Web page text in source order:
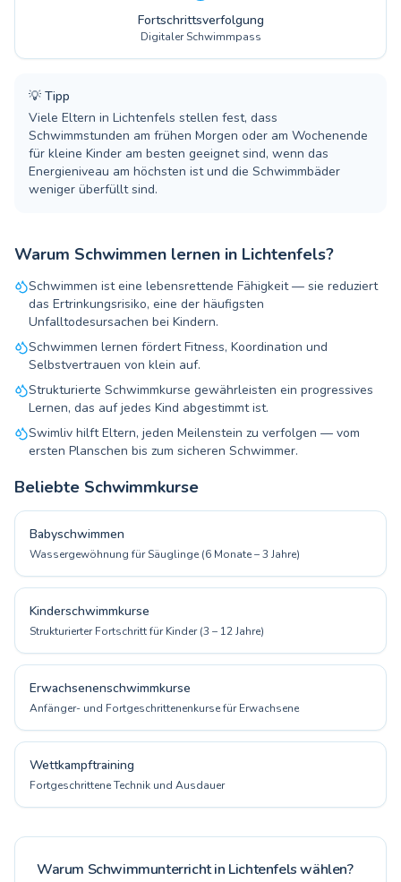
Fortschrittsverfolgung
Digitaler Schwimmpass
💡 Tipp
Viele Eltern in Lichtenfels stellen fest, dass
Schwimmstunden am frühen Morgen oder am Wochenende
für kleine Kinder am besten geeignet sind, wenn das
Energieniveau am höchsten ist und die Schwimmbäder
weniger überfüllt sind.
Warum Schwimmen lernen in Lichtenfels?
Schwimmen ist eine lebensrettende Fähigkeit — sie reduziert
das Ertrinkungsrisiko, eine der häufigsten
Unfalltodesursachen bei Kindern.
Schwimmen lernen fördert Fitness, Koordination und
Selbstvertrauen von klein auf.
Strukturierte Schwimmkurse gewährleisten ein progressives
Lernen, das auf jedes Kind abgestimmt ist.
Swimliv hilft Eltern, jeden Meilenstein zu verfolgen — vom
ersten Planschen bis zum sicheren Schwimmer.
Beliebte Schwimmkurse
Babyschwimmen
Wassergewöhnung für Säuglinge (6 Monate – 3 Jahre)
Kinderschwimmkurse
Strukturierter Fortschritt für Kinder (3 – 12 Jahre)
Erwachsenenschwimmkurse
Anfänger- und Fortgeschrittenenkurse für Erwachsene
Wettkampftraining
Fortgeschrittene Technik und Ausdauer
Warum Schwimmunterricht in Lichtenfels wählen?